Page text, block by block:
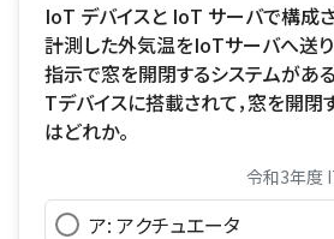
IoT デバイスと IoT サーバで構成
計測した外気温をIoTサーバへ送
指示で窓を開閉するシステムがあ
Tデバイスに搭載されて，窓を開閉
はどれか。
令和3年度
ア: アクチュエータ